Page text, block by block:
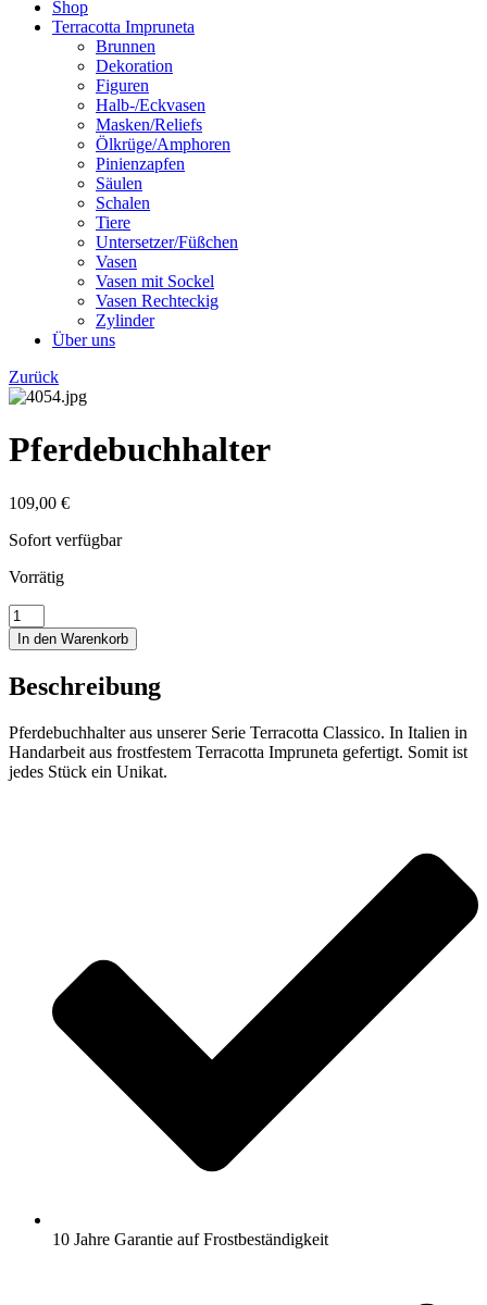
Shop
Terracotta Impruneta
Brunnen
Dekoration
Figuren
Halb-/Eckvasen
Masken/Reliefs
Ölkrüge/Amphoren
Pinienzapfen
Säulen
Schalen
Tiere
Untersetzer/Füßchen
Vasen
Vasen mit Sockel
Vasen Rechteckig
Zylinder
Über uns
Zurück
Pferdebuchhalter
109,00 €
Sofort verfügbar
Vorrätig
Pferdebuchhalter
Menge
In den Warenkorb
Beschreibung
Pferdebuchhalter aus unserer Serie Terracotta Classico. In Italien in
Handarbeit aus frostfestem Terracotta Impruneta gefertigt. Somit ist
jedes Stück ein Unikat.
10 Jahre Garantie auf Frostbeständigkeit